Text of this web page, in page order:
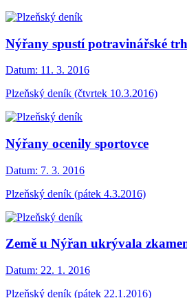
Nýřany spustí potravinářské
Datum: 11. 3. 2016
Plzeňský deník (čtvrtek 10.3.2016)
Nýřany ocenily sportovce
Datum: 7. 3. 2016
Plzeňský deník (pátek 4.3.2016)
Země u Nýřan ukrývala
Datum: 22. 1. 2016
Plzeňský deník (pátek 22.1.2016)